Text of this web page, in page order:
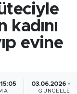
evine
03.06.2026 -